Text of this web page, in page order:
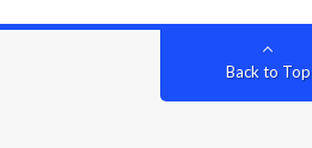
Back to Top